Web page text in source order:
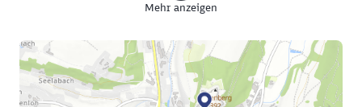
östlichen Renaissance-Giebel des Alten Rathauses.
Es wurde 1583 erbaut. Heute dient es vor allem
kulturellen Zwecken. Auch den Marktplatz der
Mehr anzeigen